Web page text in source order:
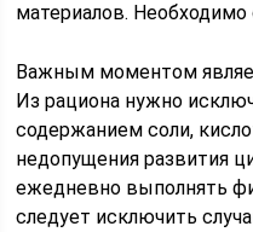
материалов. Необходимо
Важным моментом
Из рациона нужно
содержанием соли,
недопущения развития
ежедневно выполнять
следует исключить